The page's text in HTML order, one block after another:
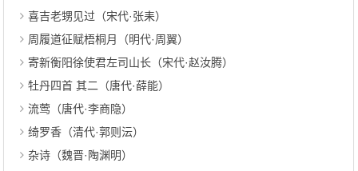
喜吉老甥见过（宋代·张耒）
周履道征赋梧桐月（明代·周翼）
寄新衡阳徐使君左司山长（宋代·赵汝腾）
牡丹四首 其二（唐代·薛能）
流莺（唐代·李商隐）
绮罗香（清代·郭则沄）
杂诗（魏晋·陶渊明）